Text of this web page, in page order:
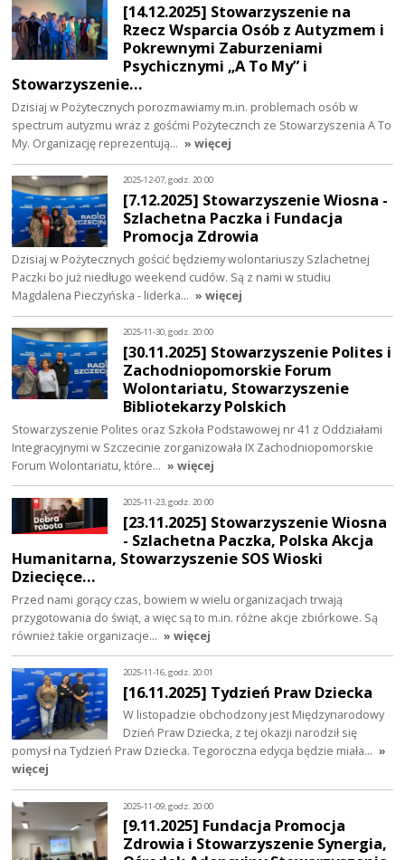
[14.12.2025] Stowarzyszenie na
Rzecz Wsparcia Osób z Autyzmem i
Pokrewnymi Zaburzeniami
Psychicznymi „A To My” i
Stowarzyszenie…
Dzisiaj w Pożytecznych porozmawiamy m.in. problemach osób w
spectrum autyzmu wraz z gośćmi Pożytecznch ze Stowarzyszenia A To
My. Organizację reprezentują… » więcej
2025-12-07, godz. 20:00
[7.12.2025] Stowarzyszenie Wiosna -
Szlachetna Paczka i Fundacja
Promocja Zdrowia
Dzisiaj w Pożytecznych gościć będziemy wolontariuszy Szlachetnej
Paczki bo już niedługo weekend cudów. Są z nami w studiu
Magdalena Pieczyńska - liderka… » więcej
2025-11-30, godz. 20:00
[30.11.2025] Stowarzyszenie Polites i
Zachodniopomorskie Forum
Wolontariatu, Stowarzyszenie
Bibliotekarzy Polskich
Stowarzyszenie Polites oraz Szkoła Podstawowej nr 41 z Oddziałami
Integracyjnymi w Szczecinie zorganizowała IX Zachodniopomorskie
Forum Wolontariatu, które… » więcej
2025-11-23, godz. 20:00
[23.11.2025] Stowarzyszenie Wiosna
- Szlachetna Paczka, Polska Akcja
Humanitarna, Stowarzyszenie SOS Wioski
Dziecięce…
Przed nami gorący czas, bowiem w wielu organizacjach trwają
przygotowania do świąt, a więc są to m.in. różne akcje zbiórkowe. Są
również takie organizacje… » więcej
2025-11-16, godz. 20:01
[16.11.2025] Tydzień Praw Dziecka
W listopadzie obchodzony jest Międzynarodowy
Dzień Praw Dziecka, z tej okazji narodził się
pomysł na Tydzień Praw Dziecka. Tegoroczna edycja będzie miała… »
więcej
2025-11-09, godz. 20:00
[9.11.2025] Fundacja Promocja
Zdrowia i Stowarzyszenie Synergia,